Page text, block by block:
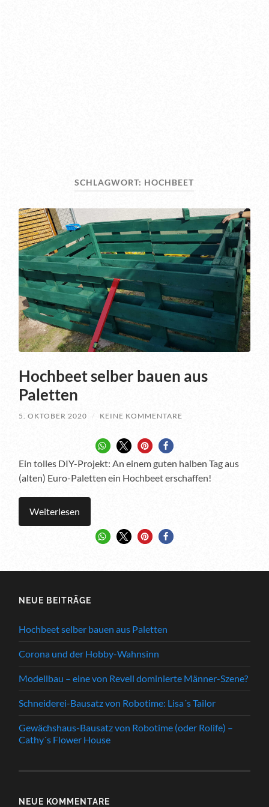
SCHLAGWORT: HOCHBEET
Hochbeet selber bauen aus
Paletten
5. OKTOBER 2020 / KEINE KOMMENTARE
Ein tolles DIY-Projekt: An einem guten halben Tag aus
(alten) Euro-Paletten ein Hochbeet erschaffen!
Weiterlesen
NEUE BEITRÄGE
Hochbeet selber bauen aus Paletten
Corona und der Hobby-Wahnsinn
Modellbau – eine von Revell dominierte Männer-Szene?
Schneiderei-Bausatz von Robotime: Lisa´s Tailor
Gewächshaus-Bausatz von Robotime (oder Rolife) –
Cathy´s Flower House
NEUE KOMMENTARE